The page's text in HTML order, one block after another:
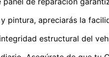
pintura, apreciarás la
estructural del